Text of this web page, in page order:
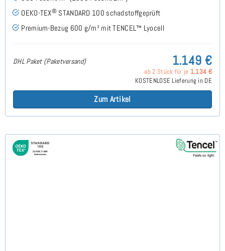
OEKO-TEX® STANDARD 100 schadstoffgeprüft
Premium-Bezug 600 g/m² mit TENCEL™ Lyocell
DHL Paket (Paketversand) 1.149 €
ab 2 Stück für je 1.134 €
KOSTENLOSE Lieferung in DE
Zum Artikel